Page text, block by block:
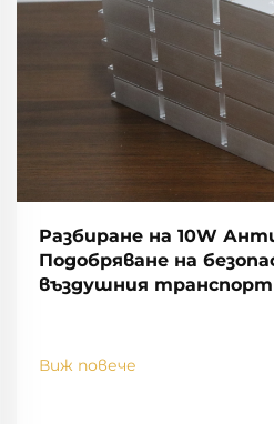
Разбиране на 10W
Подобряване на
въздушния транспорт
Виж повече